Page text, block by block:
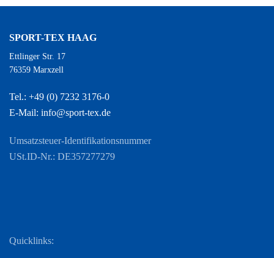
SPORT-TEX HAAG
Ettlinger Str. 17
76359 Marxzell
Tel.: +49 (0) 7232 3176-0
E-Mail: info@sport-tex.de
Umsatzsteuer-Identifikationsnummer
USt.ID-Nr.: DE357277279
Quicklinks: